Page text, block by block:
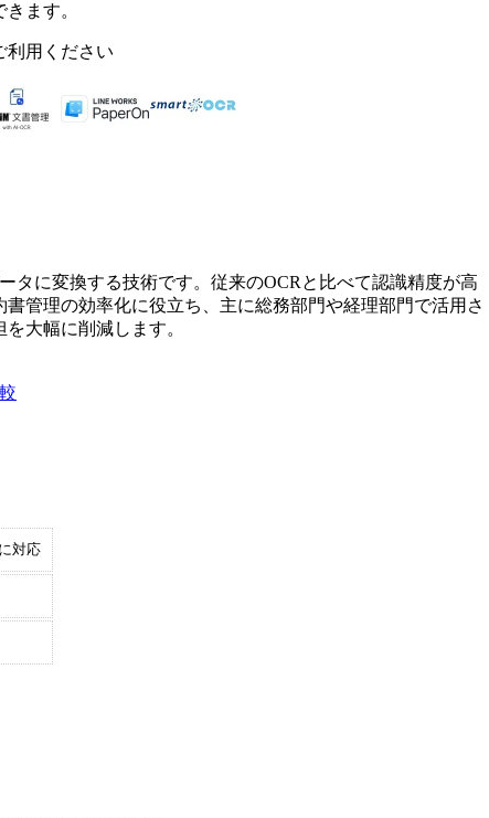
ます。
利用ください
タに変換する技術です。従来のOCRと比べて認識精度が高
管理の効率化に役立ち、主に総務部門や経理部門で活用さ
大幅に削減します。
対応